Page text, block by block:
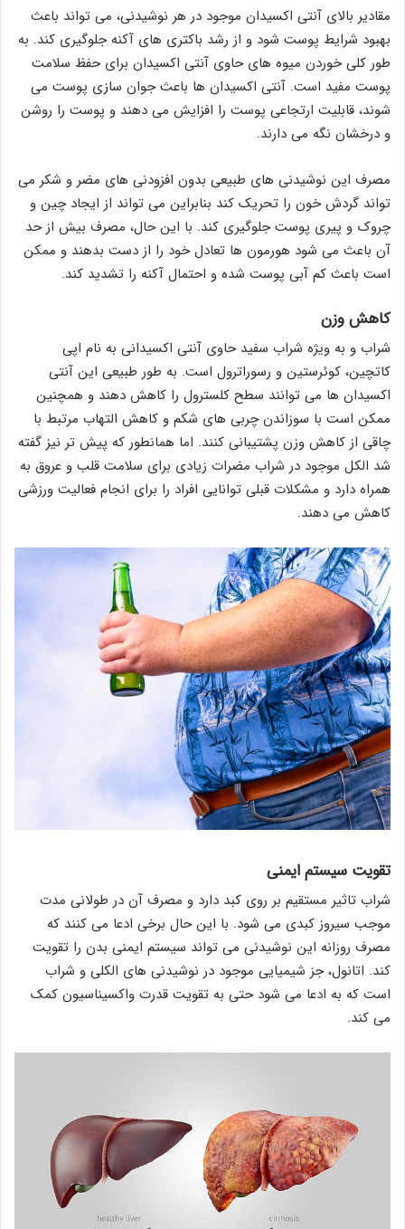
مقادیر بالای آنتی اکسیدان موجود در هر نوشیدنی، می تواند باعث
بهبود شرایط پوست شود و از رشد باکتری های آکنه جلوگیری کند. به
طور کلی خوردن میوه های حاوی آنتی اکسیدان برای حفظ سلامت
پوست مفید است. آنتی اکسیدان ها باعث جوان سازی پوست می
شوند، قابلیت ارتجاعی پوست را افزایش می دهند و پوست را روشن
و درخشان نگه می دارند.
مصرف این نوشیدنی های طبیعی بدون افزودنی های مضر و شکر می
تواند گردش خون را تحریک کند بنابراین می تواند از ایجاد چین و
چروک و پیری پوست جلوگیری کند. با این حال، مصرف بیش از حد
آن باعث می شود هورمون ها تعادل خود را از دست بدهند و ممکن
است باعث کم آبی پوست شده و احتمال آکنه را تشدید کند.
کاهش وزن
شراب و به ویژه شراب سفید حاوی آنتی اکسیدانی به نام اپی
کاتچین، کوئرستین و رسوراترول است. به طور طبیعی این آنتی
اکسیدان ها می توانند سطح کلسترول را کاهش دهند و همچنین
ممکن است با سوزاندن چربی های شکم و کاهش التهاب مرتبط با
چاقی از کاهش وزن پشتیبانی کنند. اما همانطور که پیش تر نیز گفته
شد الکل موجود در شراب مضرات زیادی برای سلامت قلب و عروق به
همراه دارد و مشکلات قبلی توانایی افراد را برای انجام فعالیت ورزشی
کاهش می دهند.
تقویت سیستم ایمنی
شراب تاثیر مستقیم بر روی کبد دارد و مصرف آن در طولانی مدت
موجب سیروز کبدی می شود. با این حال برخی ادعا می کنند که
مصرف روزانه این نوشیدنی می تواند سیستم ایمنی بدن را تقویت
کند. اتانول، جز شیمیایی موجود در نوشیدنی های الکلی و شراب
است که به ادعا می شود حتی به تقویت قدرت واکسیناسیون کمک
می کند.